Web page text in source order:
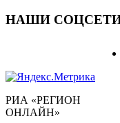
НАШИ
РИА «РЕГИОН
ОНЛАЙН»